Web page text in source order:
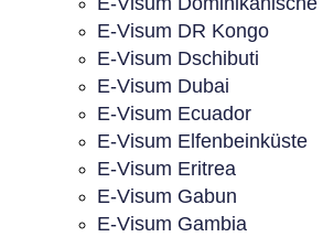
E-Visum DR Kongo
E-Visum Dschibuti
E-Visum Dubai
E-Visum Ecuador
E-Visum Elfenbeinküste
E-Visum Eritrea
E-Visum Gabun
E-Visum Gambia